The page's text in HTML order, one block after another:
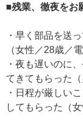
■残業、徹夜をお
・早く部品を送
（女性／28歳／電
・夜も遅いのに
てきてもらった
・日程が厳しい
してもらった（